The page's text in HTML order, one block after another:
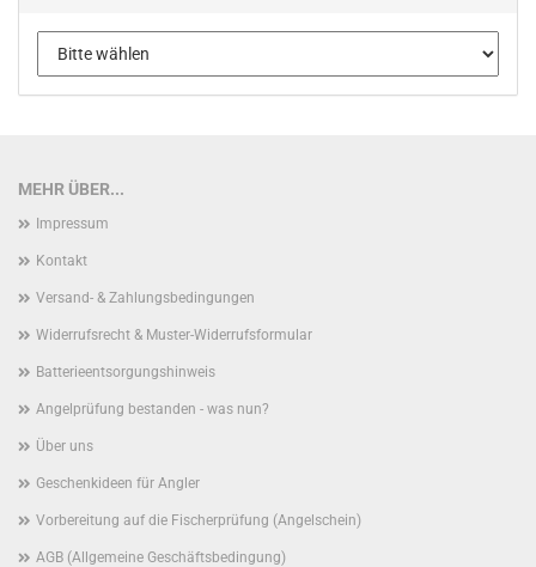
MEHR ÜBER...
Impressum
Kontakt
Versand- & Zahlungsbedingungen
Widerrufsrecht & Muster-Widerrufsformular
Batterieentsorgungshinweis
Angelprüfung bestanden - was nun?
Über uns
Geschenkideen für Angler
Vorbereitung auf die Fischerprüfung (Angelschein)
AGB (Allgemeine Geschäftsbedingung)